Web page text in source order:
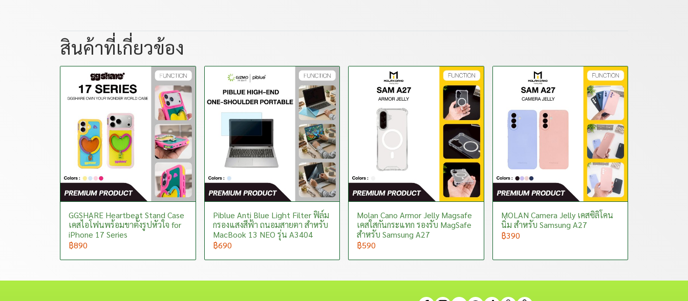
สินค้าที่เกี่ยวข้อง
GGSHARE Heartbeat Stand Case
เคสไอโฟนพร้อมขาตั้งรูปหัวใจ for
iPhone 17 Series
฿890
Piblue Anti Blue Light Filter ฟิล์ม
กรองแสงสีฟ้า ถนอมสายตา สำหรับ
MacBook 13 NEO รุ่น A3404
฿690
Molan Cano Armor Jelly Magsafe
เคสใสกันกระแทก รองรับ MagSafe
สำหรับ Samsung A27
฿590
MOLAN Camera Jelly เคสซิลิโคน
นิ่ม สำหรับ Samsung A27
฿390